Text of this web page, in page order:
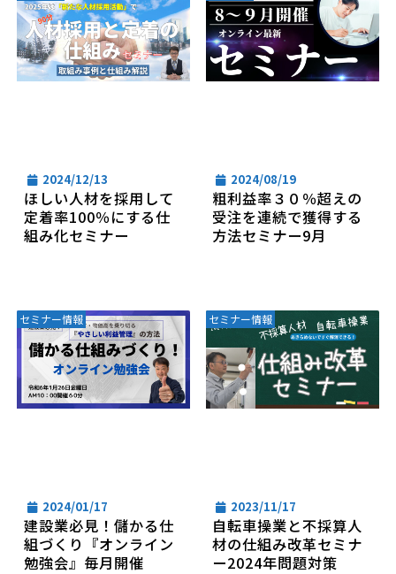
2024/12/13
ほしい人材を採用して
定着率100％にする仕
組み化セミナー
2024/08/19
粗利益率３０％超えの
受注を連続で獲得する
方法セミナー9月
セミナー情報
2024/01/17
建設業必見！儲かる仕
組づくり『オンライン
勉強会』毎月開催
セミナー情報
2023/11/17
自転車操業と不採算人
材の仕組み改革セミナ
ー2024年問題対策